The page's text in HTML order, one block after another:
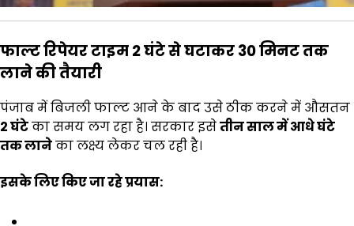
फाल्ट रिपेयर टाइम 2 घंटे से घटाकर 30 मिनट तक
लाने की तैयारी
पंजाब में बिजली फाल्ट आने के बाद उसे ठीक करने में औसतन
2 घंटेका समय लग रहा है। सरकार इसेतीन साल में आधे घंटे
तक लानेका लक्ष्य लेकर चल रही है।
इसके लिए किए जा रहे प्रयास: